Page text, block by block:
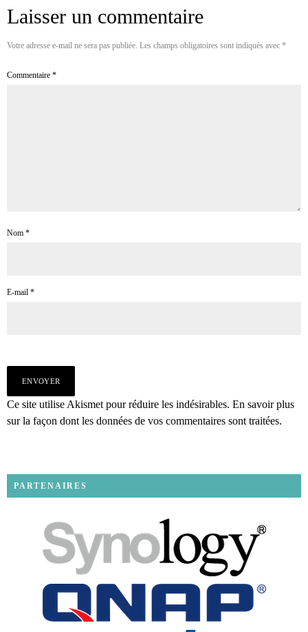
Laisser un commentaire
Votre adresse e-mail ne sera pas publiée. Les champs obligatoires sont indiqués avec *
Commentaire *
Nom *
E-mail *
Ce site utilise Akismet pour réduire les indésirables. En savoir plus
sur la façon dont les données de vos commentaires sont traitées.
PARTENAIRES